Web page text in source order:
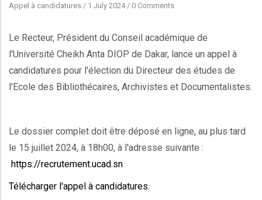
Appel à candidatures / 1 July 2024 / 0 Comments
Le Recteur, Président du Conseil académique de
l'Université Cheikh Anta DIOP de Dakar, lance un appel à
candidatures pour l'élection du Directeur des études de
l'Ecole des Bibliothécaires, Archivistes et Documentalistes.
Le dossier complet doit être déposé en ligne, au plus tard
le 15 juillet 2024, à 18h00, à l'adresse suivante :
https://recrutement.ucad.sn
Télécharger l'appel à candidatures.